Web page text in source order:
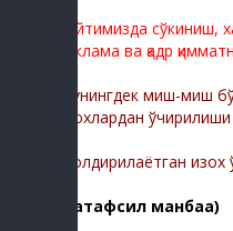
Сайтимизда сўкиниш,
реклама ва қадр
Шунингдек миш-миш
изохлардан
-Қолдирилаётган
(батафсил манбаа)